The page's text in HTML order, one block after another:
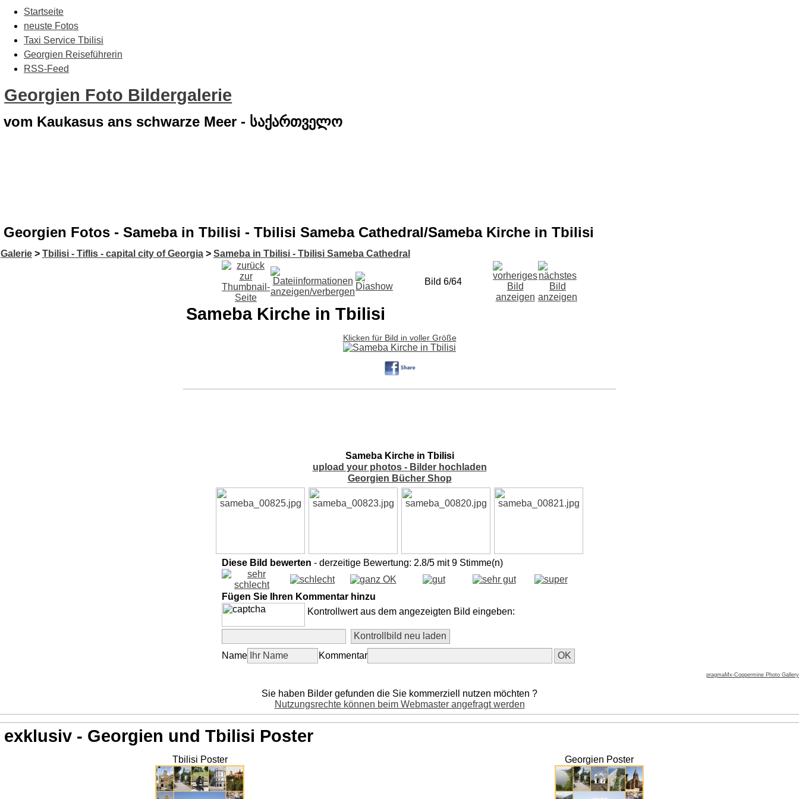
Startseite
neuste Fotos
Taxi Service Tbilisi
Georgien Reiseführerin
RSS-Feed
Georgien Foto Bildergalerie
vom Kaukasus ans schwarze Meer - საქართველო
Georgien Fotos - Sameba in Tbilisi - Tbilisi Sameba Cathedral/Sameba Kirche in Tbilisi
Galerie > Tbilisi - Tiflis - capital city of Georgia > Sameba in Tbilisi - Tbilisi Sameba Cathedral
Bild 6/64
Sameba Kirche in Tbilisi
Klicken für Bild in voller Größe
Sameba Kirche in Tbilisi
upload your photos - Bilder hochladen
Georgien Bücher Shop
Diese Bild bewerten - derzeitige Bewertung: 2.8/5 mit 9 Stimme(n)
Fügen Sie Ihren Kommentar hinzu
Kontrollwert aus dem angezeigten Bild eingeben:
Name Kommentar
pragmaMx-Coppermine Photo Gallery
Sie haben Bilder gefunden die Sie kommerziell nutzen möchten ?
Nutzungsrechte können beim Webmaster angefragt werden
exklusiv - Georgien und Tbilisi Poster
Tbilisi Poster Georgien Poster